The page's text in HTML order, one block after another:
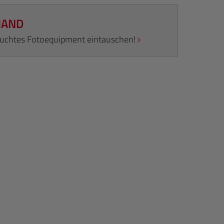
Fotoequipment eintauschen!